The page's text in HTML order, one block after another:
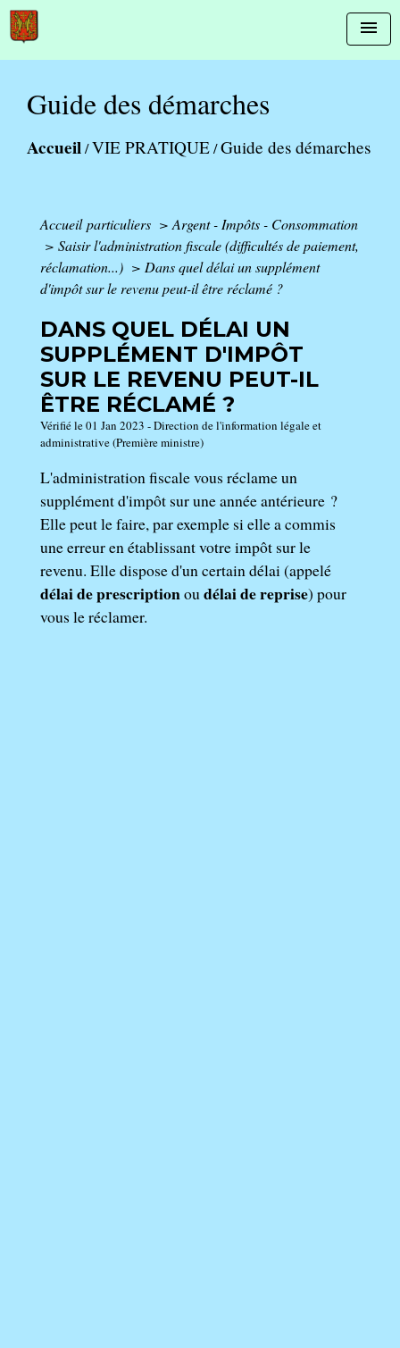
menu
Guide des démarches
Accueil/VIE PRATIQUE/Guide des démarches
Accueil particuliers > Argent - Impôts - Consommation
> Saisir l'administration fiscale (difficultés de paiement,
réclamation...) > Dans quel délai un supplément
d'impôt sur le revenu peut-il être réclamé ?
DANS QUEL DÉLAI UN
SUPPLÉMENT D'IMPÔT
SUR LE REVENU PEUT-IL
ÊTRE RÉCLAMÉ ?
Vérifié le 01 Jan 2023 - Direction de l'information légale et
administrative (Première ministre)
L'administration fiscale vous réclame un
supplément d'impôt sur une année antérieure ?
Elle peut le faire, par exemple si elle a commis
une erreur en établissant votre impôt sur le
revenu. Elle dispose d'un certain délai (appelé
délai de prescriptionoudélai de reprise) pour
vous le réclamer.